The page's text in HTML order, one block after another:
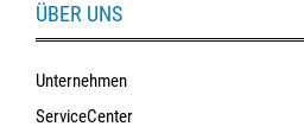
ÜBER UNS
Unternehmen
ServiceCenter